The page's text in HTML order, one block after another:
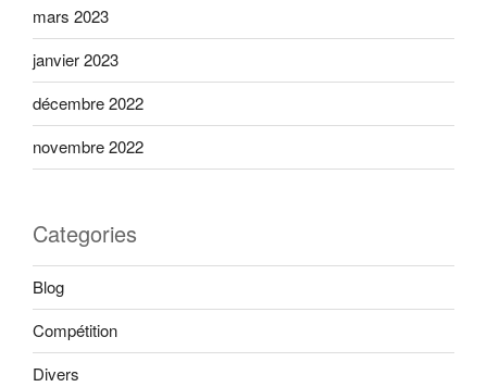
mars 2023
janvier 2023
décembre 2022
novembre 2022
Categories
Blog
Compétition
Divers